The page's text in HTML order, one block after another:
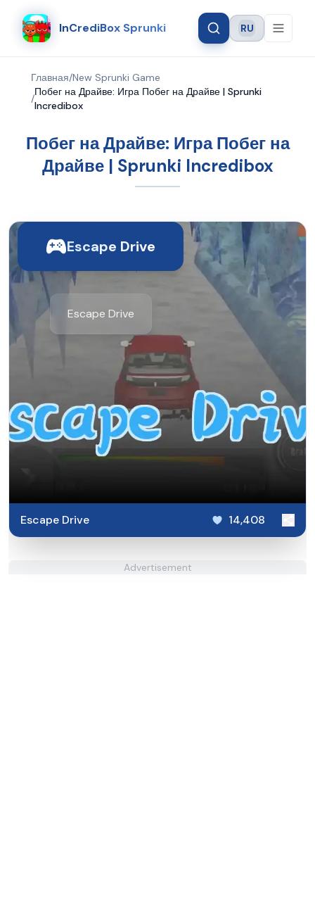
InCrediBox Sprunki Language
RU
Главная/New Sprunki Game
/
Побег на Драйве: Игра Побег на Драйве | Sprunki
Incredibox
Побег на Драйве: Игра Побег на
Драйве | Sprunki Incredibox
Escape Drive
Escape Drive
Escape Drive 14,408
Advertisement